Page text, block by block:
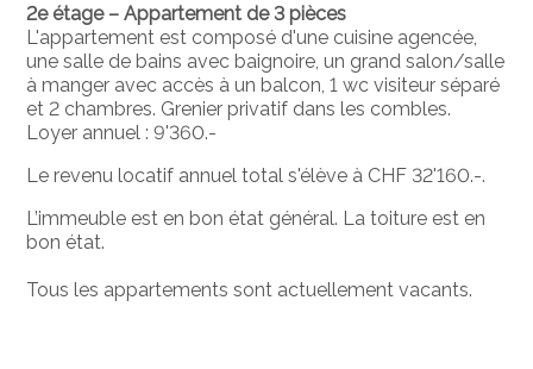
2e étage – Appartement de 3 pièces
L'appartement est composé d'une cuisine agencée,
une salle de bains avec baignoire, un grand salon/salle
à manger avec accès à un balcon, 1 wc visiteur séparé
et 2 chambres. Grenier privatif dans les combles.
Loyer annuel : 9'360.-
Le revenu locatif annuel total s'élève à CHF 32'160.-.
L’immeuble est en bon état général. La toiture est en
bon état.
Tous les appartements sont actuellement vacants.